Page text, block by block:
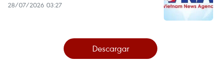
28/07/2026 03:27
Descargar